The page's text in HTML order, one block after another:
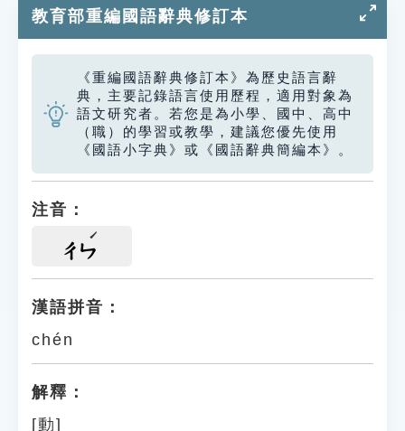
教育部重編國語辭典修訂本
《重編國語辭典修訂本》為歷史語言辭
典，主要記錄語言使用歷程，適用對象為
語文研究者。若您是為小學、國中、高中
（職）的學習或教學，建議您優先使用
《國語小字典》或《國語辭典簡編本》。
注音：
ㄔㄣ
漢語拼音：
chén
解釋：
[動]